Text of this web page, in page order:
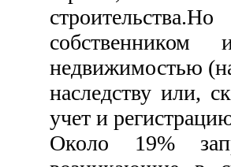
собственником
недвижимостью
наследству или,
учет и
Около 19%